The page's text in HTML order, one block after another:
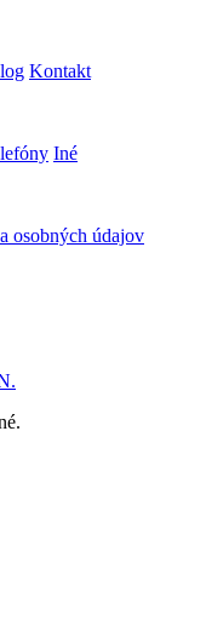
Kontakt
Iné
osobných údajov